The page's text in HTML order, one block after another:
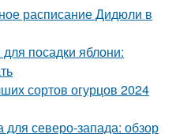
расписание Дидюли в
посадки яблони:
сортов огурцов 2024
северо-запада: обзор